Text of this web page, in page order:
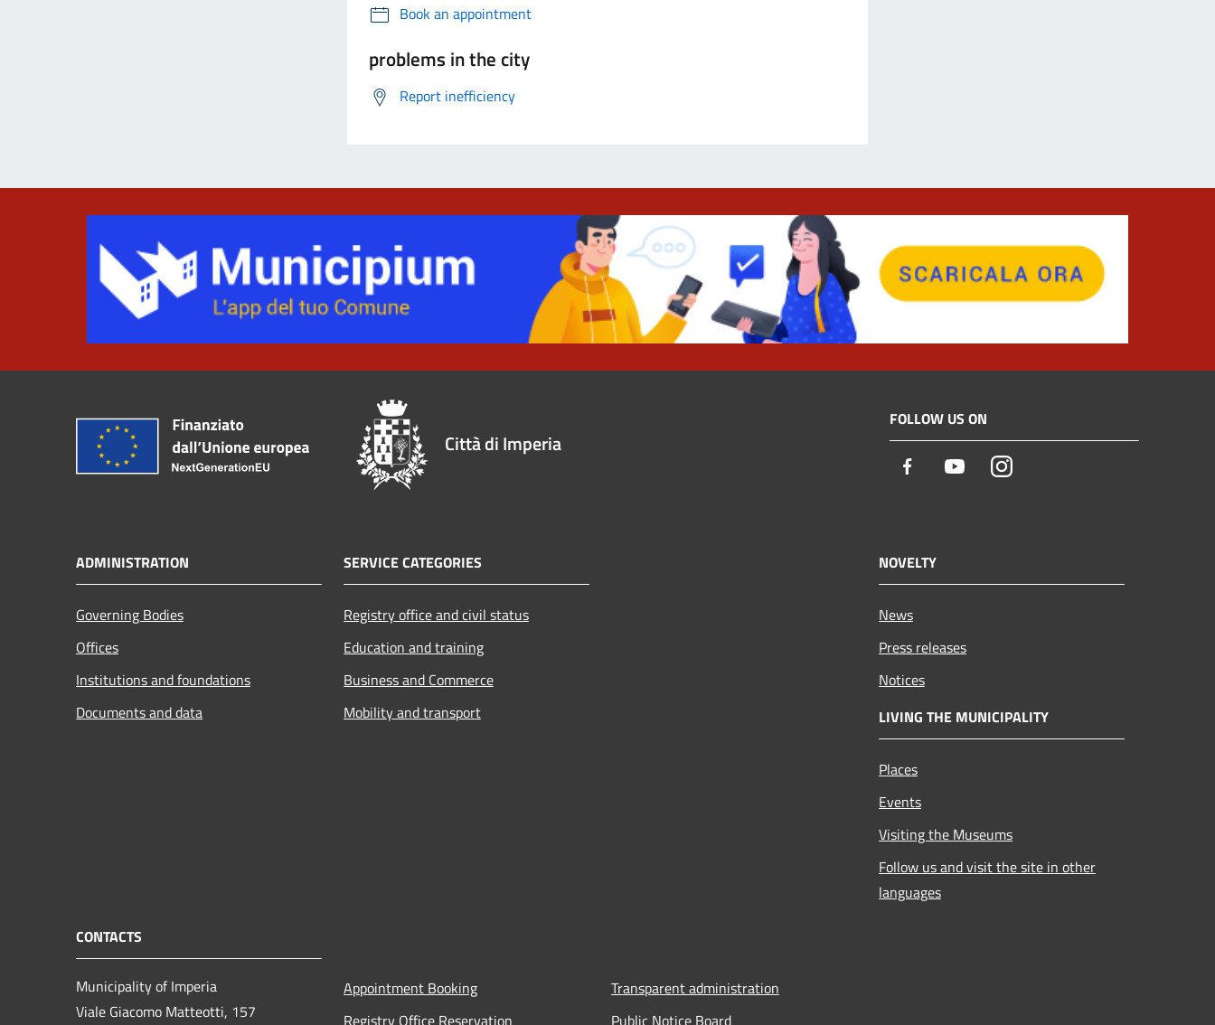
Book an appointment
problems in the city
Report inefficiency
Città di Imperia
FOLLOW US ON
Facebook YoutubeInstagram
ADMINISTRATION
Governing Bodies
Offices
Institutions and foundations
Documents and data
SERVICE CATEGORIES
Registry office and civil status
Education and training
Business and Commerce
Mobility and transport
NOVELTY
News
Press releases
Notices
LIVING THE MUNICIPALITY
Places
Events
Visiting the Museums
Follow us and visit the site in other
languages
CONTACTS
Municipality of Imperia
Viale Giacomo Matteotti, 157
Appointment Booking
Registry Office Reservation
Transparent administration
Public Notice Board